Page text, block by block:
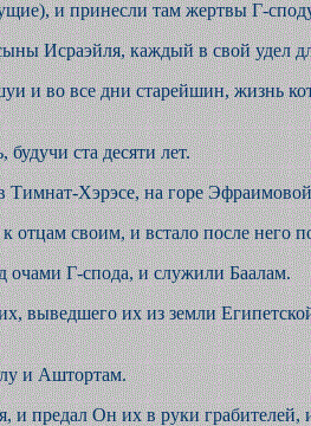
и принесли там жертвы Г-
Исраэйля, каждый в свой удел
и во все дни старейшин, жизнь
ста десяти лет.
Тимнат-Хэрэсе, на горе
отцам своим, и встало после
очами Г-спода, и служили Баалам.
выведшего их из земли
и Аштортам.
и предал Он их в руки